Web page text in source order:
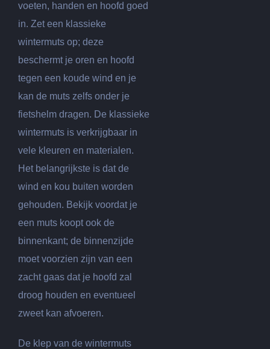
voeten, handen en hoofd goed
in. Zet een klassieke
wintermuts op; deze
beschermt je oren en hoofd
tegen een koude wind en je
kan de muts zelfs onder je
fietshelm dragen. De klassieke
wintermuts is verkrijgbaar in
vele kleuren en materialen.
Het belangrijkste is dat de
wind en kou buiten worden
gehouden. Bekijk voordat je
een muts koopt ook de
binnenkant; de binnenzijde
moet voorzien zijn van een
zacht gaas dat je hoofd zal
droog houden en eventueel
zweet kan afvoeren.
De klep van de wintermuts